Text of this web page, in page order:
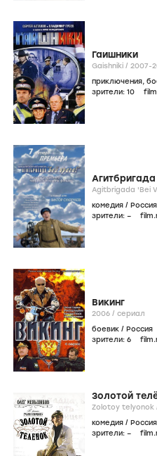
Гаишники
Gaishniki / 2007-
приключения,
зрители: 10
комедия / Россия
зрители: –
Викинг
2006 / сериал
боевик / Россия
зрители: 6
Золотой
комедия / Россия
зрители: –